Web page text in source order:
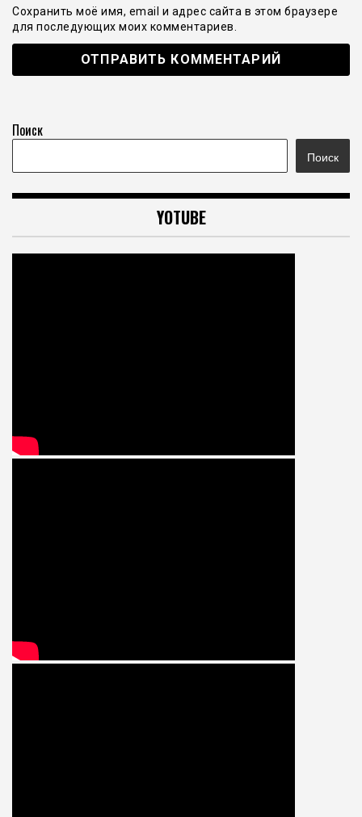
Сохранить моё имя, email и адрес сайта в этом браузере
для последующих моих комментариев.
Поиск
Поиск
YOTUBE